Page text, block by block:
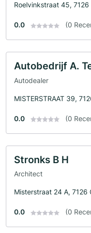
Roelvinkstraat 45,
0.0 (0
Autobedrijf A.
Autodealer
MISTERSTRAAT 39,
0.0 (0
Stronks B H
Architect
Misterstraat 24 A, 7126
0.0 (0